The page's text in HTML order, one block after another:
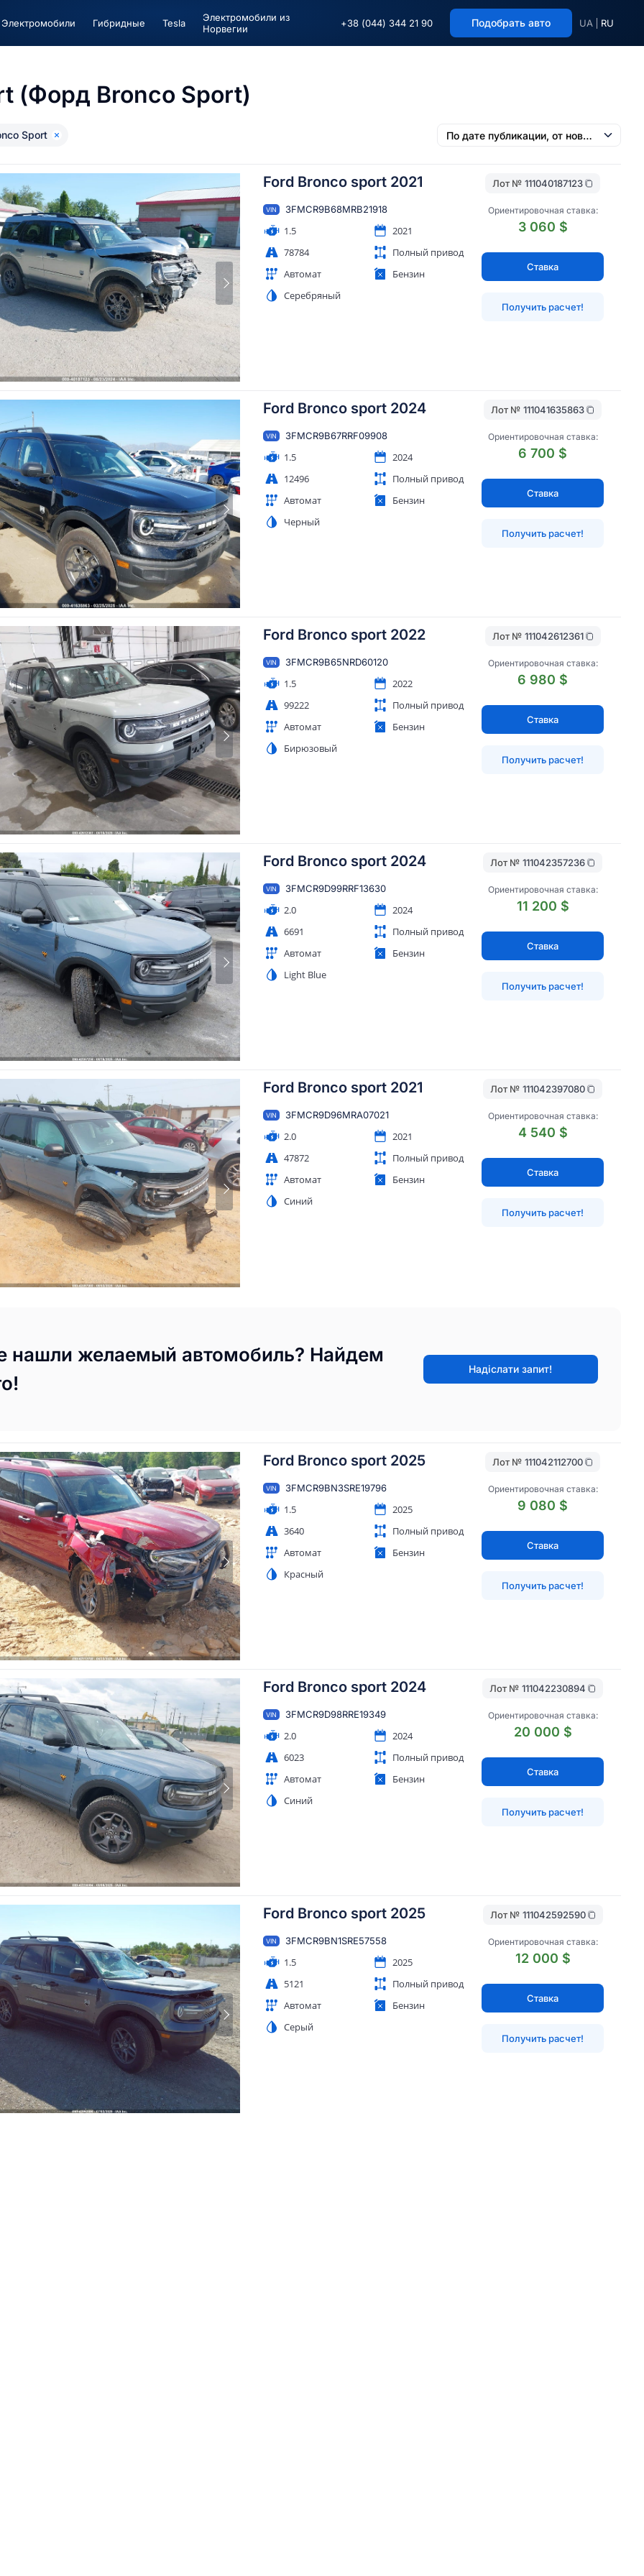
Электромобили Гибридные Tesla
Электромобили из
Норвегии
+38 (044) 344 21 90 Подобрать авто UA RU
(Форд Bronco Sport)
Sport
Ford Bronco sport 2021
VIN 3FMCR9B68MRB21918
1.5
2021
78784
Полный привод
Автомат
Бензин
Серебряный
Лот № 111040187123
Ориентировочная ставка:
3 060 $
Ставка
Получить расчет!
Ford Bronco sport 2024
VIN 3FMCR9B67RRF09908
1.5
2024
12496
Полный привод
Автомат
Бензин
Черный
Лот № 111041635863
Ориентировочная ставка:
6 700 $
Ставка
Получить расчет!
Ford Bronco sport 2022
VIN 3FMCR9B65NRD60120
1.5
2022
99222
Полный привод
Автомат
Бензин
Бирюзовый
Лот № 111042612361
Ориентировочная ставка:
6 980 $
Ставка
Получить расчет!
Ford Bronco sport 2024
VIN 3FMCR9D99RRF13630
2.0
2024
6691
Полный привод
Автомат
Бензин
Light Blue
Лот № 111042357236
Ориентировочная ставка:
11 200 $
Ставка
Получить расчет!
Ford Bronco sport 2021
VIN 3FMCR9D96MRA07021
2.0
2021
47872
Полный привод
Автомат
Бензин
Синий
Лот № 111042397080
Ориентировочная ставка:
4 540 $
Ставка
Получить расчет!
нашли желаемый автомобиль? Найдем
Надіслати запит!
Ford Bronco sport 2025
VIN 3FMCR9BN3SRE19796
1.5
2025
3640
Полный привод
Автомат
Бензин
Красный
Лот № 111042112700
Ориентировочная ставка:
9 080 $
Ставка
Получить расчет!
Ford Bronco sport 2024
VIN 3FMCR9D98RRE19349
2.0
2024
6023
Полный привод
Автомат
Бензин
Синий
Лот № 111042230894
Ориентировочная ставка:
20 000 $
Ставка
Получить расчет!
Ford Bronco sport 2025
VIN 3FMCR9BN1SRE57558
1.5
2025
5121
Полный привод
Автомат
Бензин
Серый
Лот № 111042592590
Ориентировочная ставка:
12 000 $
Ставка
Получить расчет!